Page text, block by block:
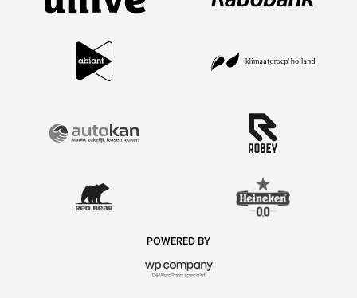
POWERED BY